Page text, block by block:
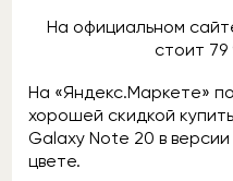
На официальном
стоит 79
На «Яндекс.Маркете»
хорошей скидкой
Galaxy Note 20 в версии
цвете.